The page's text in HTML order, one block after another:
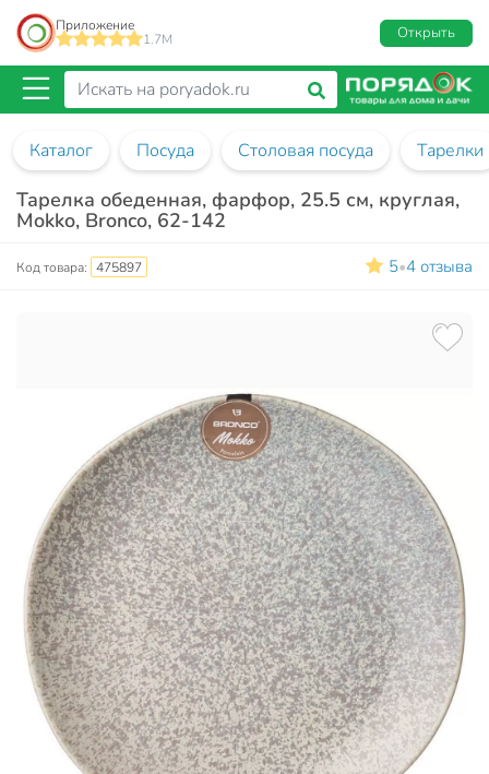
Приложение
1.7M
Открыть
Каталог Посуда Столовая посуда Тарелки
Тарелка обеденная, фарфор, 25.5 см, круглая,
Mokko, Bronco, 62-142
Код товара: 475897 5•4 отзыва